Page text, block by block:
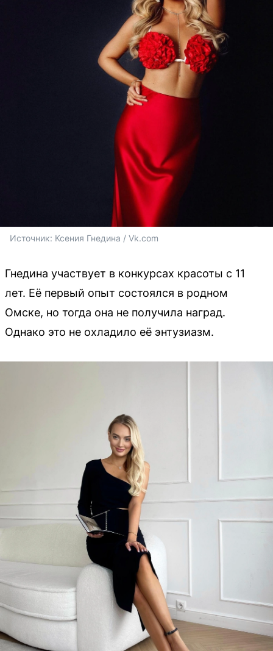
Источник: Ксения Гнедина / Vk.com
Гнедина участвует в конкурсах красоты с 11
лет. Её первый опыт состоялся в родном
Омске, но тогда она не получила наград.
Однако это не охладило её энтузиазм.